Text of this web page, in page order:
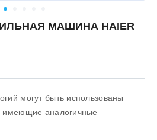
МАШИНА HAIER
могут быть использованы
имеющие аналогичные